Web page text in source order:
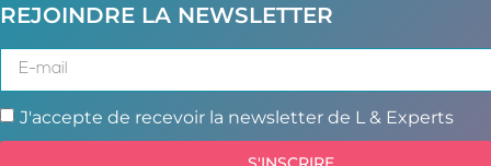
REJOINDRE LA NEWSLETTER
J'accepte de recevoir la newsletter de L & Experts